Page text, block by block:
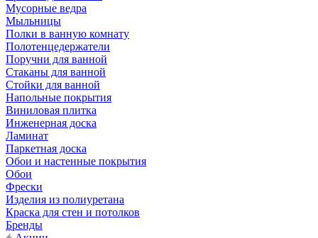
Мусорные ведра
Мыльницы
Полки в ванную комнату
Полотенцедержатели
Поручни для ванной
Стаканы для ванной
Стойки для ванной
Напольные покрытия
Виниловая плитка
Инженерная доска
Ламинат
Паркетная доска
Обои и настенные покрытия
Обои
Фрески
Изделия из полиуретана
Краска для стен и потолков
Бренды